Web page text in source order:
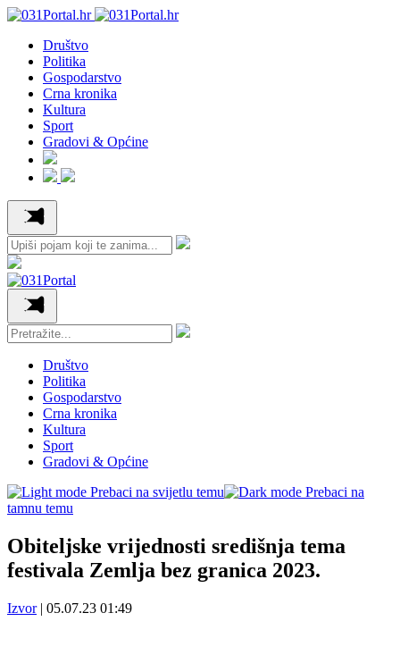
Društvo
Politika
Gospodarstvo
Crna kronika
Kultura
Sport
Gradovi & Općine
Društvo
Politika
Gospodarstvo
Crna kronika
Kultura
Sport
Gradovi & Općine
Prebaci na svijetlu temu
Prebaci na
tamnu temu
Obiteljske vrijednosti središnja tema
festivala Zemlja bez granica 2023.
Izvor | 05.07.23 01:49